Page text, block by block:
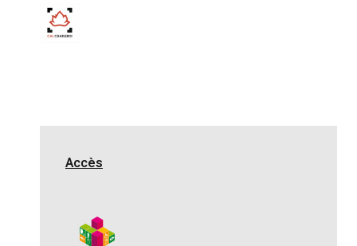
Accès